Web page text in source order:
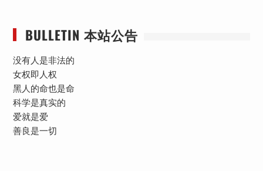
BULLETIN 本站公告
没有人是非法的
女权即人权
黑人的命也是命
科学是真实的
爱就是爱
善良是一切